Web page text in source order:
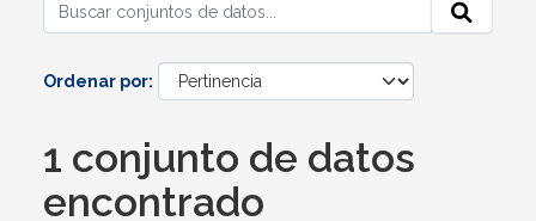
Ordenar por
1 conjunto de datos
encontrado